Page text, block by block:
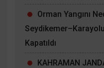
Orman Yangını
Kapatıldı
KAHRAMAN